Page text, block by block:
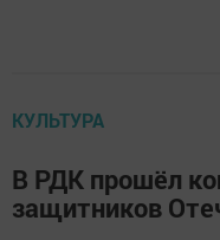
КУЛЬТУРА
В РДК прошёл
защитников